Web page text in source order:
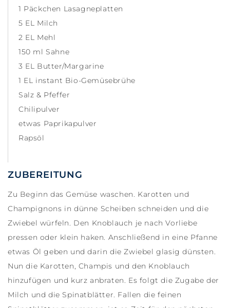
ZUBEREITUNG
Zu Beginn das Gemüse waschen. Karotten und
Champignons in dünne Scheiben schneiden und die
Zwiebel würfeln. Den Knoblauch je nach Vorliebe
pressen oder klein haken. Anschließend in eine Pfanne
etwas Öl geben und darin die Zwiebel glasig dünsten.
Nun die Karotten, Champis und den Knoblauch
hinzufügen und kurz anbraten. Es folgt die Zugabe der
Milch und die Spinatblätter. Fallen die feinen
1 Päckchen Lasagneplatten
5 EL Milch
2 EL Mehl
150 ml Sahne
3 EL Butter/Margarine
1 EL instant Bio-Gemüsebrühe
Salz & Pfeffer
Chilipulver
etwas Paprikapulver
Rapsöl